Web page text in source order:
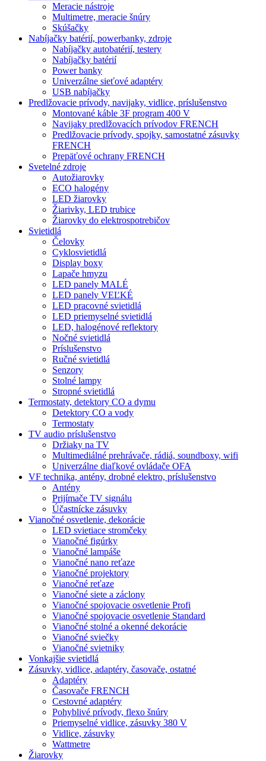
Meracie nástroje
Multimetre, meracie šnúry
Skúšačky
Nabíjačky batérií, powerbanky, zdroje
Nabíjačky autobatérií, testery
Nabíjačky batérií
Power banky
Univerzálne sieťové adaptéry
USB nabíjačky
Predlžovacie prívody, navijaky, vidlice, príslušenstvo
Montované káble 3F program 400 V
Navijaky predlžovacích prívodov FRENCH
Predlžovacie prívody, spojky, samostatné zásuvky
FRENCH
Prepäťové ochrany FRENCH
Svetelné zdroje
Autožiarovky
ECO halogény
LED žiarovky
Žiarivky, LED trubice
Žiarovky do elektrospotrebičov
Svietidlá
Čelovky
Cyklosvietidlá
Display boxy
Lapače hmyzu
LED panely MALÉ
LED panely VEĽKÉ
LED pracovné svietidlá
LED priemyselné svietidlá
LED, halogénové reflektory
Nočné svietidlá
Príslušenstvo
Ručné svietidlá
Senzory
Stolné lampy
Stropné svietidlá
Termostaty, detektory CO a dymu
Detektory CO a vody
Termostaty
TV audio príslušenstvo
Držiaky na TV
Multimediálné prehrávače, rádiá, soundboxy, wifi
Univerzálne diaľkové ovládače OFA
VF technika, antény, drobné elektro, príslušenstvo
Antény
Prijímače TV signálu
Účastnícke zásuvky
Vianočné osvetlenie, dekorácie
LED svietiace stromčeky
Vianočné figúrky
Vianočné lampáše
Vianočné nano reťaze
Vianočné projektory
Vianočné reťaze
Vianočné siete a záclony
Vianočné spojovacie osvetlenie Profi
Vianočné spojovacie osvetlenie Standard
Vianočné stolné a okenné dekorácie
Vianočné sviečky
Vianočné svietniky
Vonkajšie svietidlá
Zásuvky, vidlice, adaptéry, časovače, ostatné
Adaptéry
Časovače FRENCH
Cestovné adaptéry
Pohyblivé prívody, flexo šnúry
Priemyselné vidlice, zásuvky 380 V
Vidlice, zásuvky
Wattmetre
Žiarovky